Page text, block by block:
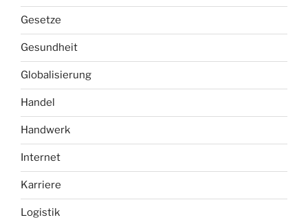
Gesetze
Gesundheit
Globalisierung
Handel
Handwerk
Internet
Karriere
Logistik